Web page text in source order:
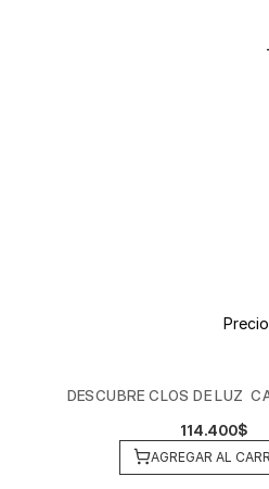
DESCUBRE CLOS DE LUZ
114.400$
AGREGAR AL